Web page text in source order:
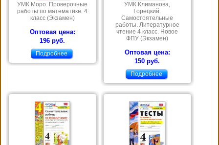
УМК Моро. Проверочные
работы по математике. 4
класс (Экзамен)
Оптовая цена:
196 руб.
Подробнее
УМК Климанова,
Горецкий.
Самостоятельные
работы. Литературное
чтение 4 класс. Новое
ФПУ (Экзамен)
Оптовая цена:
150 руб.
Подробнее